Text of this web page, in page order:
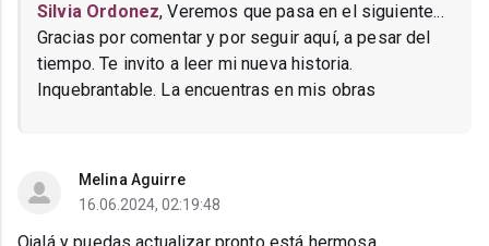
Silvia Ordonez, Veremos que pasa en el siguiente...
Gracias por comentar y por seguir aquí, a pesar del
tiempo. Te invito a leer mi nueva historia.
Inquebrantable. La encuentras en mis obras
Melina Aguirre
16.06.2024, 02:19:48